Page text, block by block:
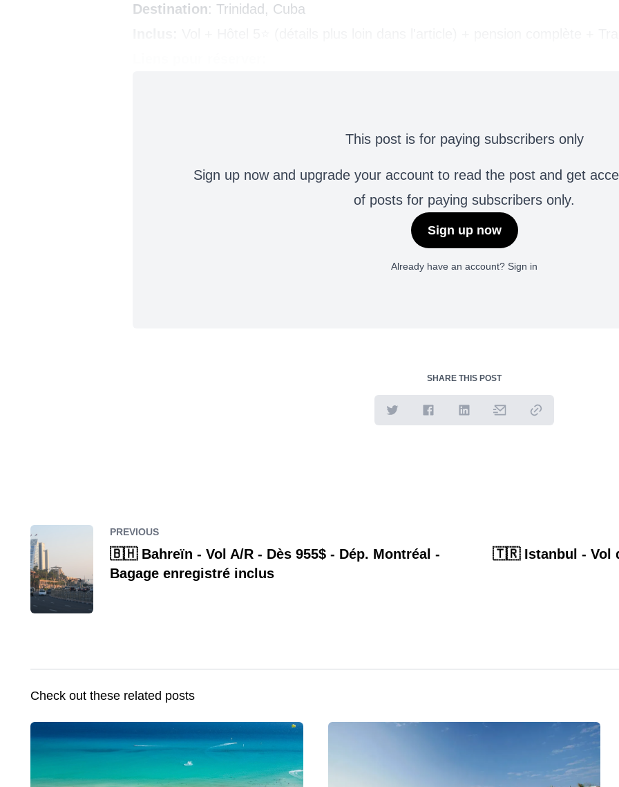
Destination: Trinidad, Cuba
This post is for paying subscribers only
Sign up now and upgrade your account to read the post and get
of posts for paying subscribers only.
Sign up now
Already have an account? Sign in
SHARE THIS POST
PREVIOUS
🇧🇭 Bahreïn - Vol A/R - Dès 955$ - Dép. Montréal -
Bagage enregistré inclus
🇹🇷 Istanbul - Vol
Check out these related posts